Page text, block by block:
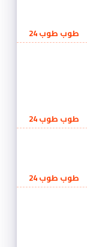
طوب طوب 24
طوب طوب 24
طوب طوب 24